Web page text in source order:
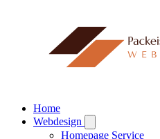
Home
Webdesign
Homepage Service